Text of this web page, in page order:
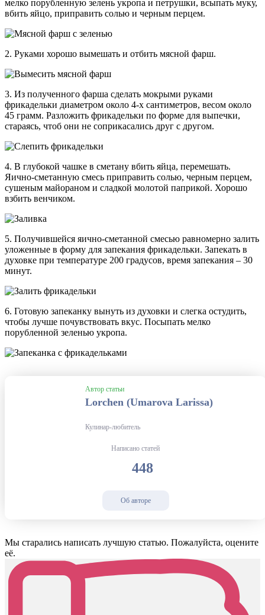
мелко порубленную зелень укропа и петрушки, всыпать муку,
вбить яйцо, приправить солью и черным перцем.
2. Руками хорошо вымешать и отбить мясной фарш.
3. Из полученного фарша сделать мокрыми руками
фрикадельки диаметром около 4-х сантиметров, весом около
45 грамм. Разложить фрикадельки по форме для выпечки,
стараясь, чтоб они не соприкасались друг с другом.
4. В глубокой чашке в сметану вбить яйца, перемешать.
Яично-сметанную смесь приправить солью, черным перцем,
сушеным майораном и сладкой молотой паприкой. Хорошо
взбить венчиком.
5. Получившейся яично-сметанной смесью равномерно залить
уложенные в форму для запекания фрикадельки. Запекать в
духовке при температуре 200 градусов, время запекания – 30
минут.
6. Готовую запеканку вынуть из духовки и слегка остудить,
чтобы лучше почувствовать вкус. Посыпать мелко
порубленной зеленью укропа.
Автор статьи
Lorchen (Umarova Larissa)
Кулинар-любитель
Написано статей
448
Об авторе
Мы старались написать лучшую статью. Пожалуйста, оцените
её.